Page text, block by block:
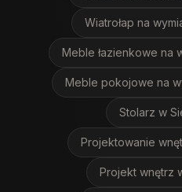
Wiatrołap na
Meble łazienkowe na
Meble pokojowe na
Stolarz w
Projektowanie
Projekt wnętrz